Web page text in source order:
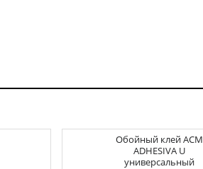
Обойный клейACM
ADHESIVA U
универсальный